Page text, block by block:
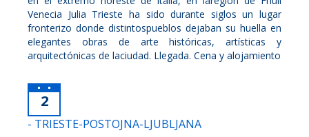
Venecia Julia Trieste ha sido durante siglos un lugar
fronterizo donde distintospueblos dejaban su huella en
elegantes obras de arte históricas, artísticas y
arquitectónicas de laciudad. Llegada. Cena y alojamiento
2
- TRIESTE-POSTOJNA-LJUBLJANA